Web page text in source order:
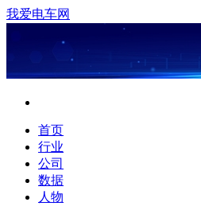
我爱电车网
首页
行业
公司
数据
人物